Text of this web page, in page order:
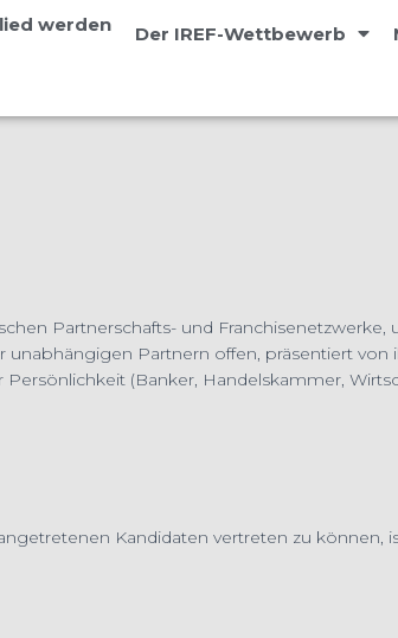
werden Der IREF-Wettbewerb
Partnerschafts- und Franchisenetzwerke,
Partnern offen, präsentiert
(Banker, Handelskammer,
Kandidaten vertreten zu können,